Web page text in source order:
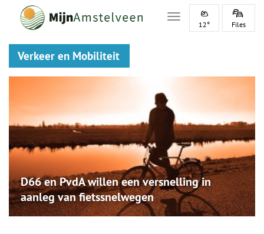
Toggle navigation
12° Files
Verkeer en Mobiliteit
D66 en PvdA willen een versnelling in
aanleg van fietssnelwegen